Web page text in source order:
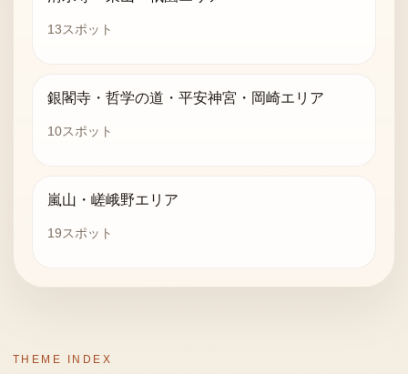
13スポット
銀閣寺・哲学の道・平安神宮・岡崎エリア
10スポット
嵐山・嵯峨野エリア
19スポット
THEME INDEX